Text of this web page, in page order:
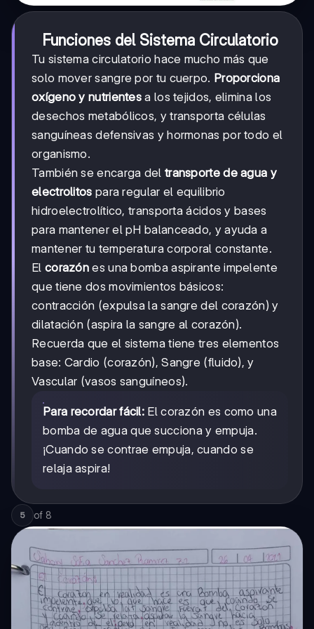
Funciones del Sistema Circulatorio
Tu sistema circulatorio hace mucho más que
solo mover sangre por tu cuerpo. Proporciona
oxígeno y nutrientes a los tejidos, elimina los
desechos metabólicos, y transporta células
sanguíneas defensivas y hormonas por todo el
organismo.
También se encarga del transporte de agua y
electrolitos para regular el equilibrio
hidroelectrolítico, transporta ácidos y bases
para mantener el pH balanceado, y ayuda a
mantener tu temperatura corporal constante.
El corazón es una bomba aspirante impelente
que tiene dos movimientos básicos:
contracción (expulsa la sangre del corazón) y
dilatación (aspira la sangre al corazón).
Recuerda que el sistema tiene tres elementos
base: Cardio (corazón), Sangre (fluido), y
Vascular (vasos sanguíneos).
Para recordar fácil: El corazón es como una
bomba de agua que succiona y empuja.
¡Cuando se contrae empuja, cuando se
relaja aspira!
5 of 8